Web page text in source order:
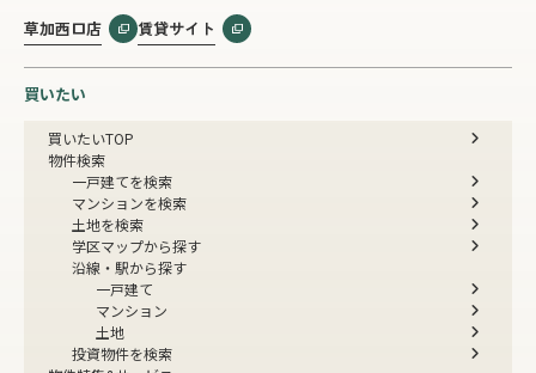
草加西口店 賃貸サイト
買いたい
買いたいTOP
物件検索
一戸建てを検索
マンションを検索
土地を検索
学区マップから探す
沿線・駅から探す
一戸建て
マンション
土地
投資物件を検索